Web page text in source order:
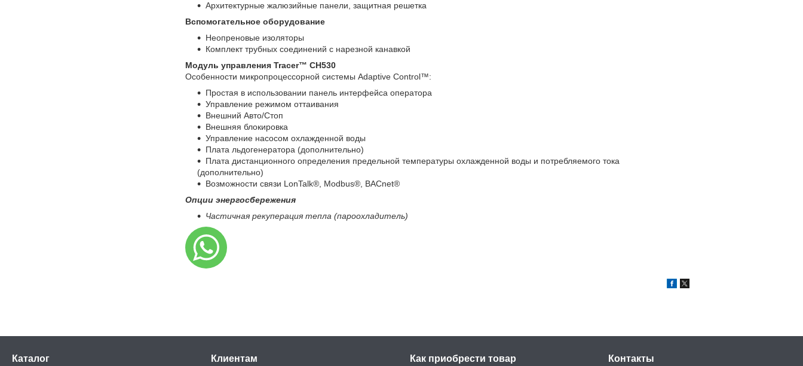
Архитектурные жалюзийные панели, защитная решетка
Вспомогательное оборудование
Неопреновые изоляторы
Комплект трубных соединений с нарезной канавкой
Модуль управления Tracer™ CH530
Особенности микропроцессорной системы Adaptive Control™:
Простая в использовании панель интерфейса оператора
Управление режимом оттаивания
Внешний Авто/Стоп
Внешняя блокировка
Управление насосом охлажденной воды
Плата льдогенератора (дополнительно)
Плата дистанционного определения предельной температуры охлажденной воды и потребляемого тока
(дополнительно)
Возможности связи LonTalk®, Modbus®, BACnet®
Опции энергосбережения
Частичная рекуперация тепла (пароохладитель)
Каталог Клиентам Как приобрести товар Контакты